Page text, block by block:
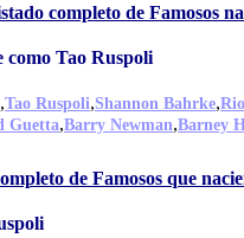
completo de Famosos
como Tao Ruspoli
,Tao Ruspoli,Shannon Bahrke,
Guetta,Barry Newman,Barney
de Famosos que